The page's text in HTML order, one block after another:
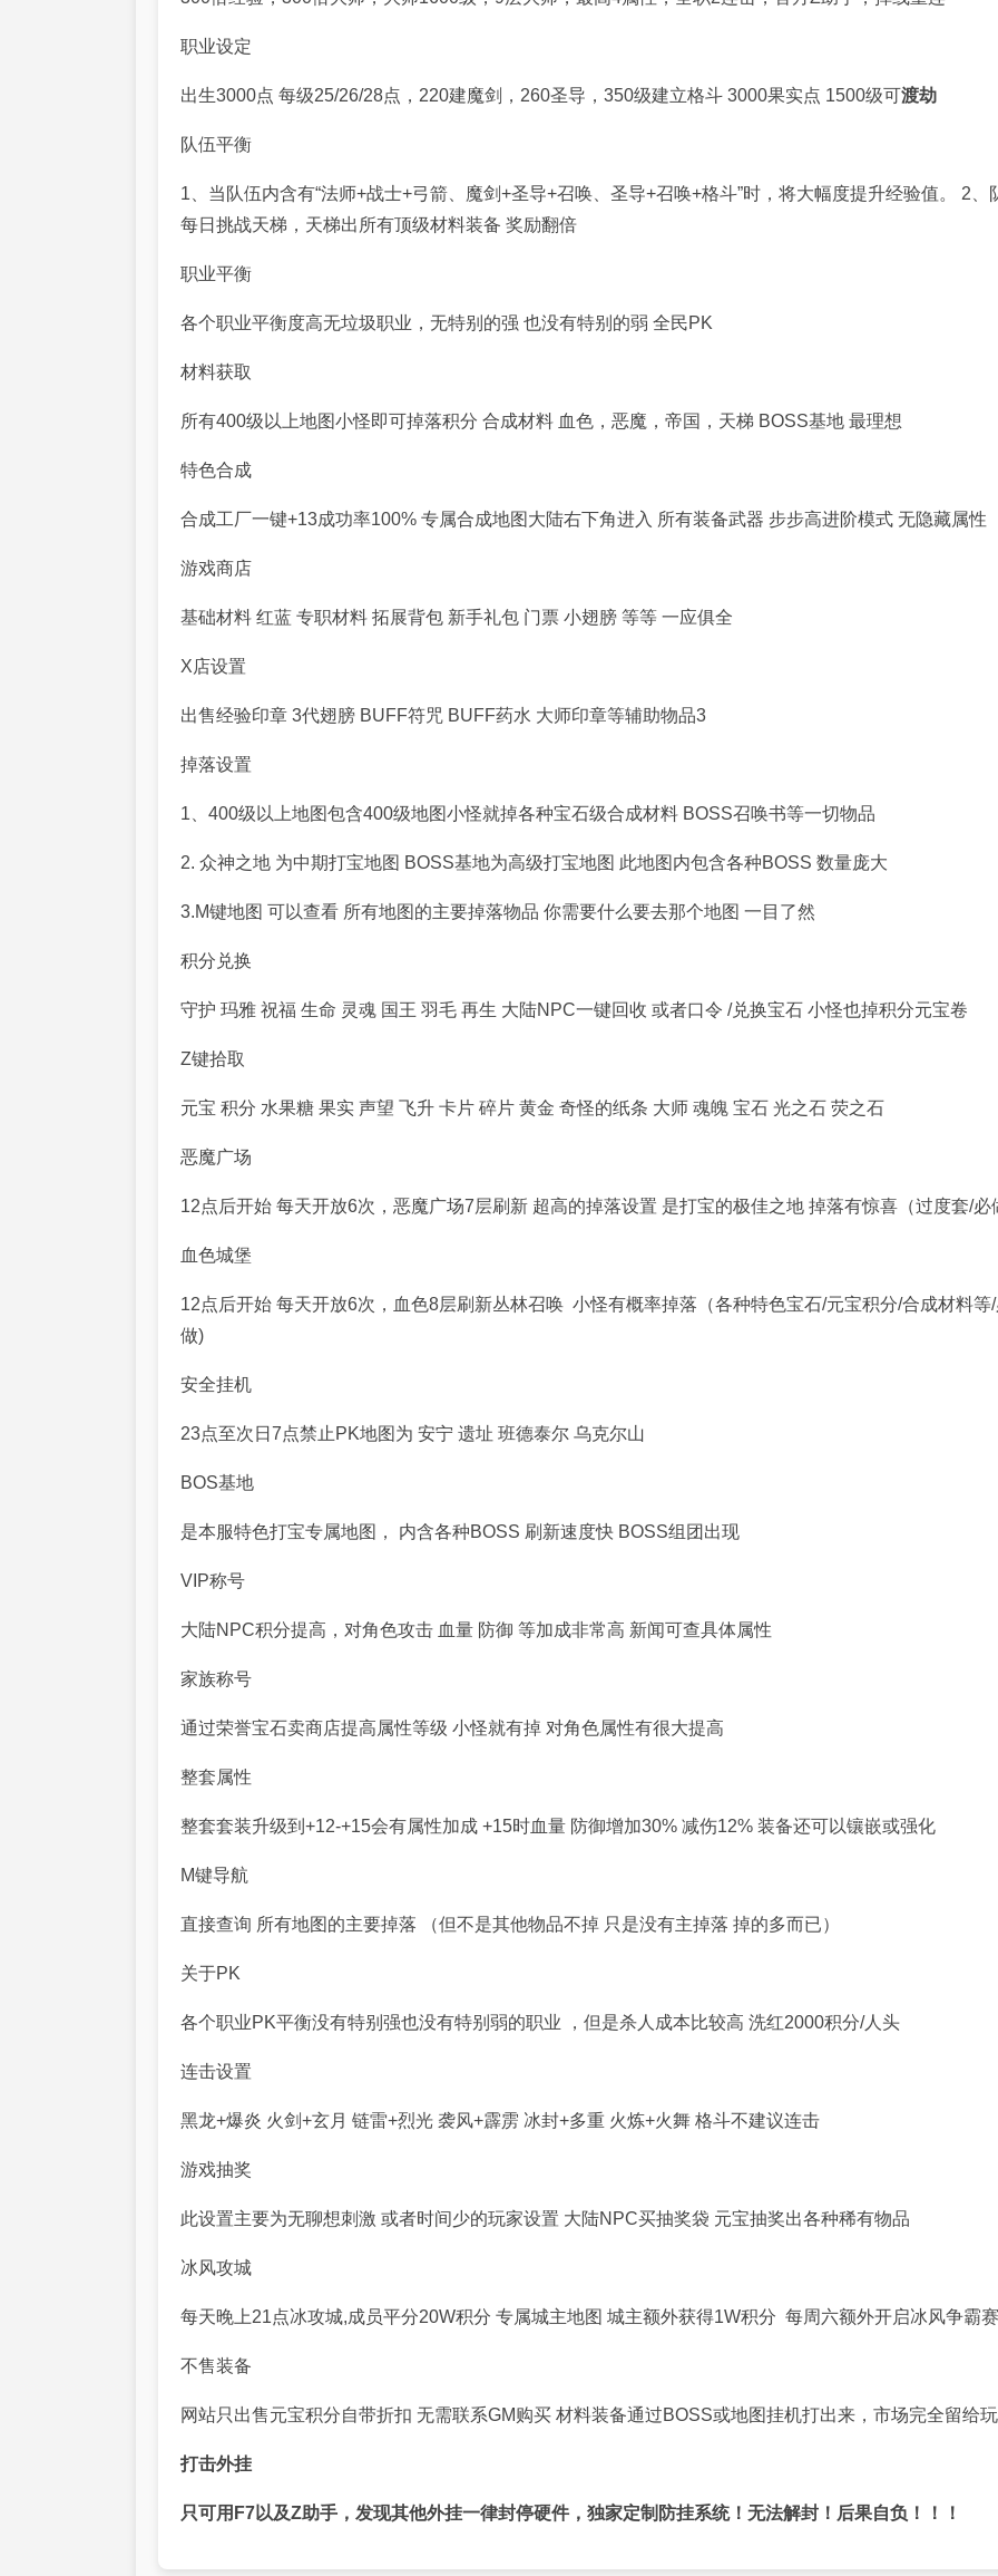
职业设定
出生3000点 每级25/26/28点， 220建魔剑， 260圣导， 350级建立格斗 3000果实点 1500级可渡劫
队伍平衡
1、当队伍内含有“法师+战士+弓箭、魔剑+圣导+召唤、圣导+召唤+格斗”时，将大幅度提升经验值。 2、
每日挑战天梯，天梯出所有顶级材料装备 奖励翻倍
职业平衡
各个职业平衡度高无垃圾职业，无特别的强 也没有特别的弱 全民PK
材料获取
所有400级以上地图小怪即可掉落积分 合成材料 血色，恶魔，帝国，天梯 BOSS基地 最理想
特色合成
合成工厂一键+13成功率100% 专属合成地图大陆右下角进入 所有装备武器 步步高进阶模式 无隐藏属性
游戏商店
基础材料 红蓝 专职材料 拓展背包 新手礼包 门票 小翅膀 等等 一应俱全
X店设置
出售经验印章 3代翅膀 BUFF符咒 BUFF药水 大师印章等辅助物品3
掉落设置
1、 400级以上地图包含400级地图小怪就掉各种宝石级合成材料 BOSS召唤书等一切物品
2. 众神之地 为中期打宝地图 BOSS基地为高级打宝地图 此地图内包含各种BOSS 数量庞大
3.M键地图 可以查看 所有地图的主要掉落物品 你需要什么要去那个地图 一目了然
积分兑换
守护 玛雅 祝福 生命 灵魂 国王 羽毛 再生 大陆NPC一键回收 或者口令 /兑换宝石 小怪也掉积分元宝卷
Z键拾取
元宝 积分 水果糖 果实 声望 飞升 卡片 碎片 黄金 奇怪的纸条 大师 魂魄 宝石 光之石 荧之石
恶魔广场
12点后开始 每天开放6次，恶魔广场7层刷新 超高的掉落设置 是打宝的极佳之地 掉落有惊喜（过度套/必
血色城堡
12点后开始 每天开放6次 ，血色8层刷新丛林召唤 小怪有概率掉落（各种特色宝石/元宝积分/合成材料等
做)
安全挂机
23点至次日 7点禁止PK地图为 安宁 遗址 班德泰尔 乌克尔山
BOS基地
是本服特色打宝专属地图 ， 内含各种BOSS 刷新速度快 BOSS组团出现
VIP称号
大陆NPC积分提高，对角色攻击 血量 防御 等加成非常高 新闻可查具体属性
家族称号
通过荣誉宝石卖商店提高属性等级 小怪就有掉 对角色属性有很大提高
整套属性
整套套装升级到 +12-+15会有属性加成 +15时血量 防御增加30% 减伤12% 装备还可以镶嵌或强化
M键导航
直接查询 所有地图的主要掉落 （但不是其他物品不掉 只是没有主掉落 掉的多而已）
关于PK
各个职业PK平衡没有特别强也没有特别弱的职业 ，但是杀人成本比较高 洗红2000积分/人头
连击设置
黑龙+爆炎 火剑+玄月 链雷+烈光 袭风+霹雳 冰封+多重 火炼+火舞 格斗不建议连击
游戏抽奖
此设置主要为无聊想刺激 或者时间少的玩家设置 大陆NPC买抽奖袋 元宝抽奖出各种稀有物品
冰风攻城
每天晚上21点冰攻城,成员平分20W积分 专属城主地图 城主额外获得1W积分 每周六额外开启冰风争霸赛
不售装备
网站只出售元宝积分自带折扣 无需联系GM购买 材料装备通过BOSS或地图挂机打出来，市场完全留给
打击外挂
只可用 F7以及Z助手，发现其他外挂一律封停硬件，独家定制防挂系统！无法解封！后果自负！！！